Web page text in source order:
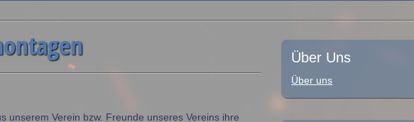
unserem Verein bzw. Freunde unseres Vereins ihre
Über Uns
Über uns